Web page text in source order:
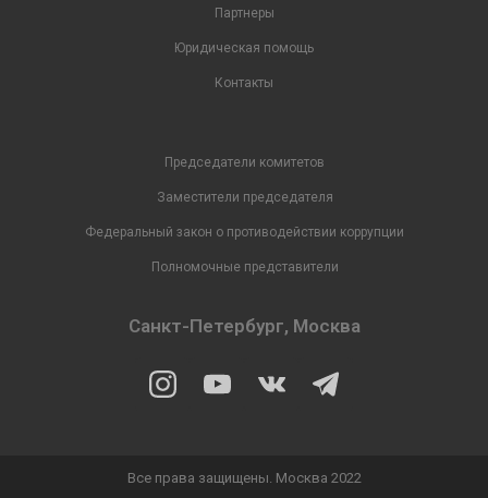
Партнеры
Юридическая помощь
Контакты
Председатели комитетов
Заместители председателя
Федеральный закон о противодействии коррупции
Полномочные представители
Санкт-Петербург, Москва
Все права защищены. Москва 2022